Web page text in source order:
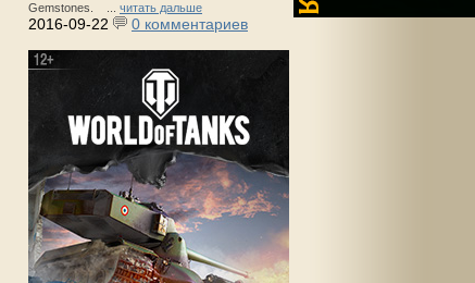
Gemstones. ... читать дальше
2016-09-22 0 комментариев